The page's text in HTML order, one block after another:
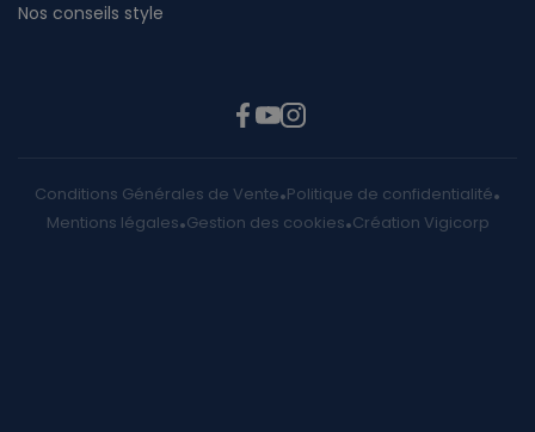
Nos conseils style
Conditions Générales de Vente Politique de confidentialité
Mentions légales Gestion des cookies Création Vigicorp